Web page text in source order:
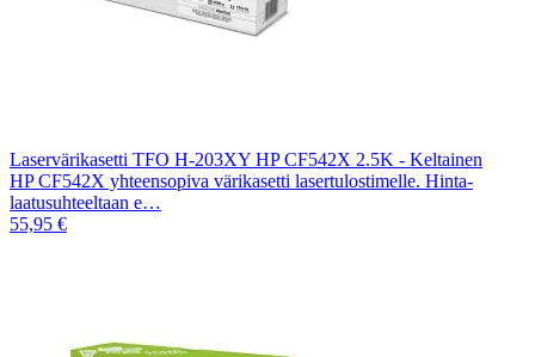
Laservärikasetti TFO H-203XY HP CF542X 2.5K - Keltainen
HP CF542X yhteensopiva värikasetti lasertulostimelle. Hinta-
laatusuhteeltaan e…
55,95 €